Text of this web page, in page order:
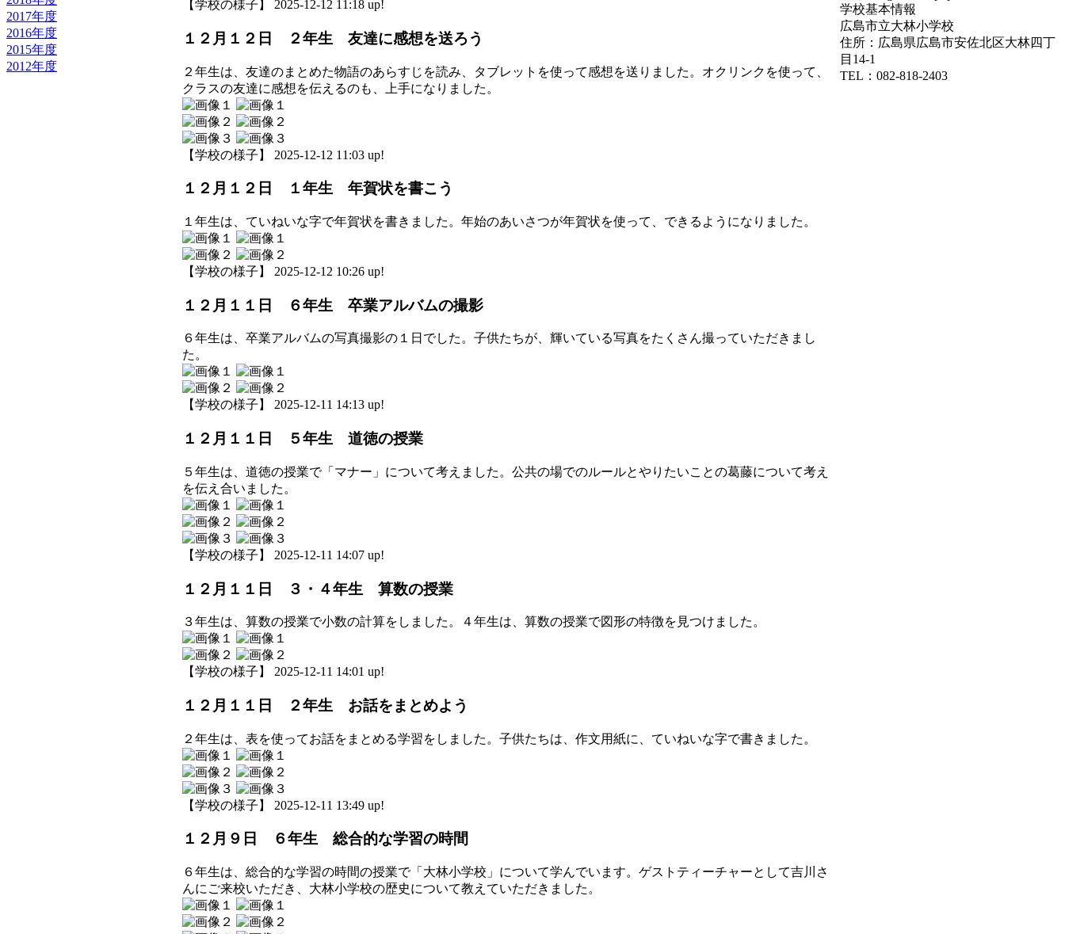
2017年度
2016年度
2015年度
2012年度
【学校の様子】 2025-12-12 11:18 up!
１２月１２日 ２年生 友達に感想を送ろう
２年生は、友達のまとめた物語のあらすじを読み、タブレットを使って感想を送りました。オクリンクを使って、
クラスの友達に感想を伝えるのも、上手になりました。
【学校の様子】 2025-12-12 11:03 up!
１２月１２日 １年生 年賀状を書こう
１年生は、ていねいな字で年賀状を書きました。年始のあいさつが年賀状を使って、できるようになりました。
【学校の様子】 2025-12-12 10:26 up!
１２月１１日 ６年生 卒業アルバムの撮影
６年生は、卒業アルバムの写真撮影の１日でした。子供たちが、輝いている写真をたくさん撮っていただきまし
た。
【学校の様子】 2025-12-11 14:13 up!
１２月１１日 ５年生 道徳の授業
５年生は、道徳の授業で「マナー」について考えました。公共の場でのルールとやりたいことの葛藤について考え
を伝え合いました。
【学校の様子】 2025-12-11 14:07 up!
１２月１１日 ３・４年生 算数の授業
３年生は、算数の授業で小数の計算をしました。４年生は、算数の授業で図形の特徴を見つけました。
【学校の様子】 2025-12-11 14:01 up!
１２月１１日 ２年生 お話をまとめよう
２年生は、表を使ってお話をまとめる学習をしました。子供たちは、作文用紙に、ていねいな字で書きました。
【学校の様子】 2025-12-11 13:49 up!
１２月９日 ６年生 総合的な学習の時間
６年生は、総合的な学習の時間の授業で「大林小学校」について学んでいます。ゲストティーチャーとして吉川さ
んにご来校いただき、大林小学校の歴史について教えていただきました。
学校基本情報
広島市立大林小学校
住所：広島県広島市安佐北区大林四丁
目14-1
TEL：082-818-2403